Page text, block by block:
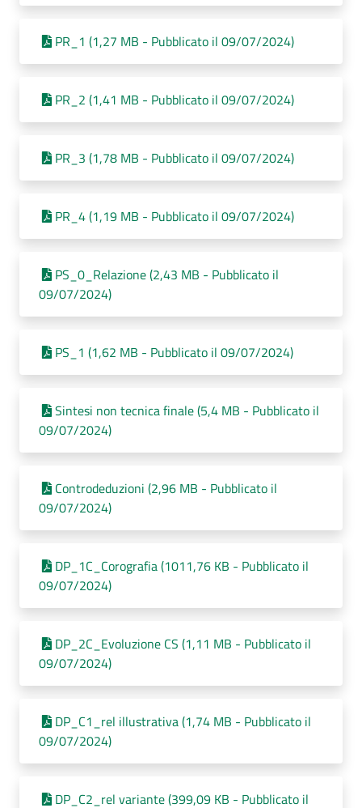
PR_1 (1,27 MB - Pubblicato il 09/07/2024)
PR_2 (1,41 MB - Pubblicato il 09/07/2024)
PR_3 (1,78 MB - Pubblicato il 09/07/2024)
PR_4 (1,19 MB - Pubblicato il 09/07/2024)
PS_0_Relazione (2,43 MB - Pubblicato il
09/07/2024)
PS_1 (1,62 MB - Pubblicato il 09/07/2024)
Sintesi non tecnica finale (5,4 MB - Pubblicato il
09/07/2024)
Controdeduzioni (2,96 MB - Pubblicato il
09/07/2024)
DP_1C_Corografia (1011,76 KB - Pubblicato il
09/07/2024)
DP_2C_Evoluzione CS (1,11 MB - Pubblicato il
09/07/2024)
DP_C1_rel illustrativa (1,74 MB - Pubblicato il
09/07/2024)
DP_C2_rel variante (399,09 KB - Pubblicato il